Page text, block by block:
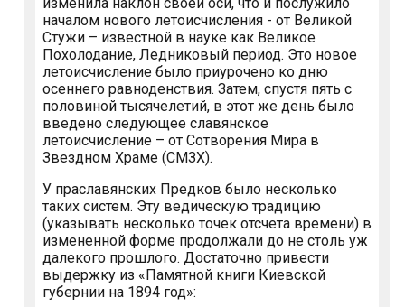
началом нового летоисчисления - от Великой
Стужи – известной в науке как Великое
Похолодание, Ледниковый период. Это новое
летоисчисление было приурочено ко дню
осеннего равноденствия. Затем, спустя пять с
половиной тысячелетий, в этот же день было
введено следующее славянское
летоисчисление – от Сотворения Мира в
Звездном Храме (СМЗХ).
У праславянских Предков было несколько
таких систем. Эту ведическую традицию
(указывать несколько точек отсчета времени) в
измененной форме продолжали до не столь уж
далекого прошлого. Достаточно привести
выдержку из «Памятной книги Киевской
губернии на 1894 год»: